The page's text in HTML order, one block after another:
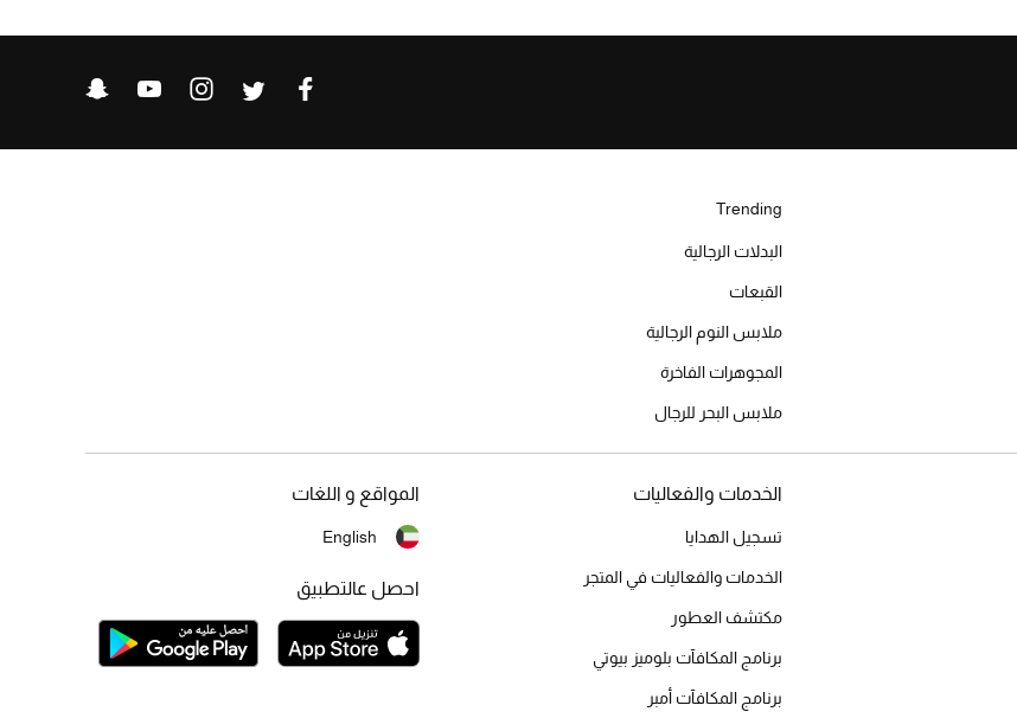
Trending
البدلات الرجالية
القبعات
ملابس النوم الرجالية
المجوهرات الفاخرة
ملابس البحر للرجال
الخدمات والفعاليات
تسجيل الهدايا
الخدمات والفعاليات في المتجر
مكتشف العطور
برنامج المكافآت بلوميز بيوتي
برنامج المكافآت أمبر
المواقع و اللغات
English
احصل عالتطبيق